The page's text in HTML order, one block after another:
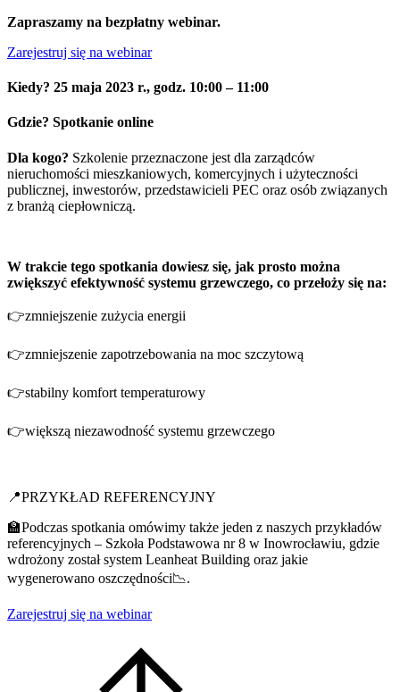
Zapraszamy na bezpłatny webinar.
Zarejestruj się na webinar
Kiedy? 25 maja 2023 r., godz. 10:00 – 11:00
Gdzie? Spotkanie online
Dla kogo? Szkolenie przeznaczone jest dla zarządców
nieruchomości mieszkaniowych, komercyjnych i użyteczności
publicznej, inwestorów, przedstawicieli PEC oraz osób związanych
z branżą ciepłowniczą.
W trakcie tego spotkania dowiesz się, jak prosto można
zwiększyć efektywność systemu grzewczego, co przełoży się na:
👉zmniejszenie zużycia energii
👉zmniejszenie zapotrzebowania na moc szczytową
👉stabilny komfort temperaturowy
👉większą niezawodność systemu grzewczego
📍PRZYKŁAD REFERENCYJNY
🏫Podczas spotkania omówimy także jeden z naszych przykładów
referencyjnych – Szkoła Podstawowa nr 8 w Inowrocławiu, gdzie
wdrożony został system Leanheat Building oraz jakie
wygenerowano oszczędności📉.
Zarejestruj się na webinar